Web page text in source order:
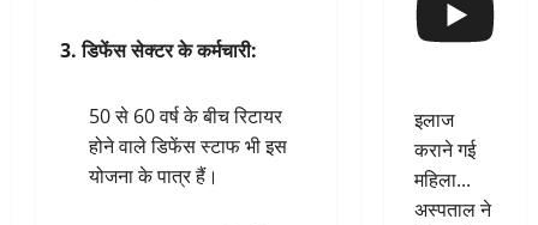
3. डिफेंस सेक्टर के कर्मचारी:
50 से 60 वर्ष के बीच रिटायर
होने वाले डिफेंस स्टाफ भी इस
योजना के पात्र हैं।
इलाज
कराने गई
महिला...
अस्पताल ने